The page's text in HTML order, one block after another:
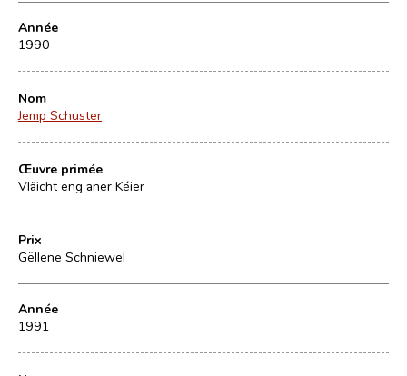
Année
1990
Nom
Jemp Schuster
Œuvre primée
Vläicht eng aner Kéier
Prix
Gëllene Schniewel
Année
1991